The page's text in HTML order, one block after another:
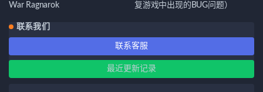
War Ragnarok
复游戏中出现的BUG问题）
联系我们
联系客服
最近更新记录